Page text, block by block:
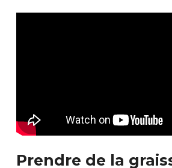
Prendre de la